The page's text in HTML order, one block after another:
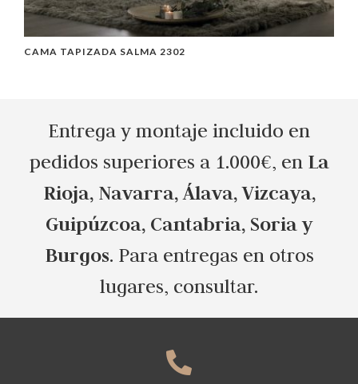
CAMA TAPIZADA SALMA 2302
Entrega y montaje incluido en
pedidos superiores a 1.000€, en La
Rioja, Navarra, Álava, Vizcaya,
Guipúzcoa, Cantabria, Soria y
Burgos. Para entregas en otros
lugares, consultar.